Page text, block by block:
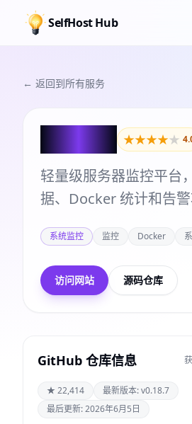
SelfHost Hub
← 返回到所有服务
★★★★★
轻量级服务器监控平台
据、Docker 统计和告
系统监控 监控 Docker
访问网站 源码仓库
GitHub 仓库信息
★ 22,414
最新版本: v0.18.7
最后更新: 2026年6月5日